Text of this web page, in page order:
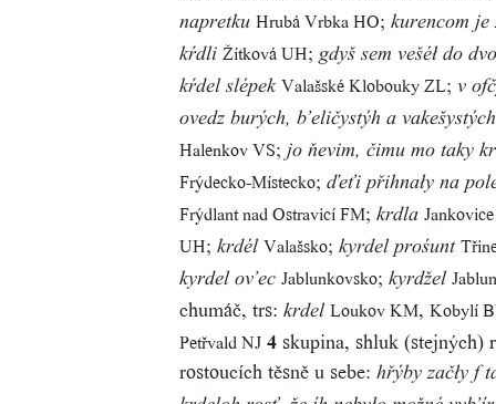
napretku Hrubá Vrbka HO; kurencom je
kŕdli Žítková UH; gdyš sem vešéł do
kŕdel slépek Valašské Klobouky ZL; v
ovedz burých, b’eličystýh a
Halenkov VS; jo ňevim, čimu mo taky
Frýdecko-Místecko; ďeťi přihnały na
Frýdlant nad Ostravicí FM; krdla
UH; krdél Valašsko; kyrdel prośunt
kyrdel ov’ec Jablunkovsko; kyrdžel
chumáč, trs: krdel Loukov KM, Kobylí
Petřvald NJ 4 skupina, shluk (stejných)
rostoucích těsně u sebe: hřýby začły f